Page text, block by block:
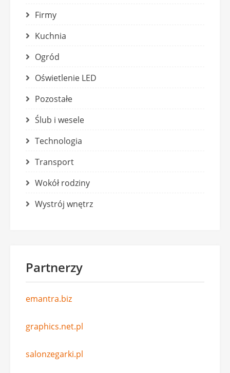
Firmy
Kuchnia
Ogród
Oświetlenie LED
Pozostałe
Ślub i wesele
Technologia
Transport
Wokół rodziny
Wystrój wnętrz
Partnerzy
emantra.biz
graphics.net.pl
salonzegarki.pl